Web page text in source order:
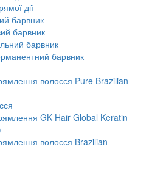
дії
барвник
барвник
барвник
барвник
волосся Pure Brazilian
GK Hair Global Keratin
волосся Brazilian